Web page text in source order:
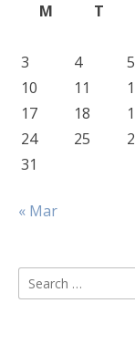
M
T
3
4 5
10
11
17
18
24
25
31
« Mar
Search
for: